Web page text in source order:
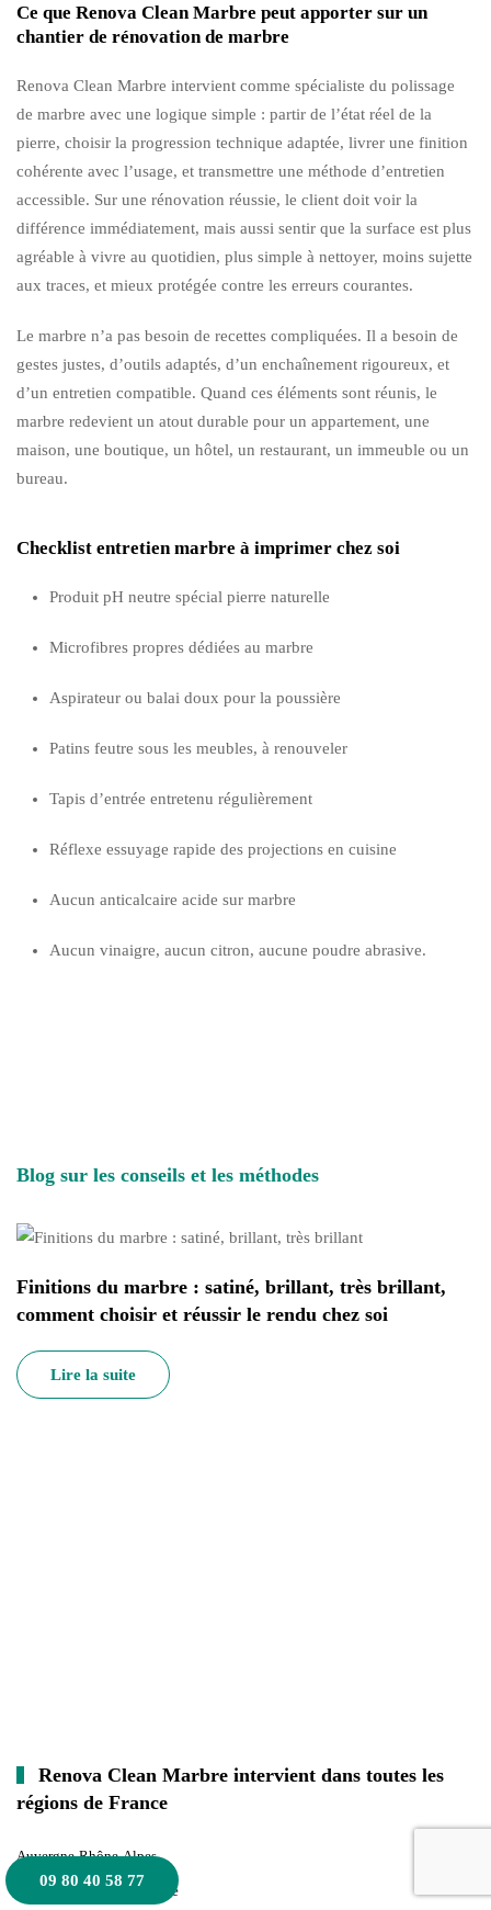
Ce que Renova Clean Marbre peut apporter sur un
chantier de rénovation de marbre
Renova Clean Marbre intervient comme spécialiste du polissage
de marbre avec une logique simple : partir de l’état réel de la
pierre, choisir la progression technique adaptée, livrer une finition
cohérente avec l’usage, et transmettre une méthode d’entretien
accessible. Sur une rénovation réussie, le client doit voir la
différence immédiatement, mais aussi sentir que la surface est plus
agréable à vivre au quotidien, plus simple à nettoyer, moins sujette
aux traces, et mieux protégée contre les erreurs courantes.
Le marbre n’a pas besoin de recettes compliquées. Il a besoin de
gestes justes, d’outils adaptés, d’un enchaînement rigoureux, et
d’un entretien compatible. Quand ces éléments sont réunis, le
marbre redevient un atout durable pour un appartement, une
maison, une boutique, un hôtel, un restaurant, un immeuble ou un
bureau.
Checklist entretien marbre à imprimer chez soi
Produit pH neutre spécial pierre naturelle
Microfibres propres dédiées au marbre
Aspirateur ou balai doux pour la poussière
Patins feutre sous les meubles, à renouveler
Tapis d’entrée entretenu régulièrement
Réflexe essuyage rapide des projections en cuisine
Aucun anticalcaire acide sur marbre
Aucun vinaigre, aucun citron, aucune poudre abrasive.
09 80 40 58 77
Blog sur les conseils et les méthodes
Finitions du marbre : satiné, brillant, très brillant,
comment choisir et réussir le rendu chez soi
Lire la suite
Renova Clean Marbre intervient dans toutes les
régions de France
Auvergne-Rhône-Alpes
Bourgogne-Franche-Comté